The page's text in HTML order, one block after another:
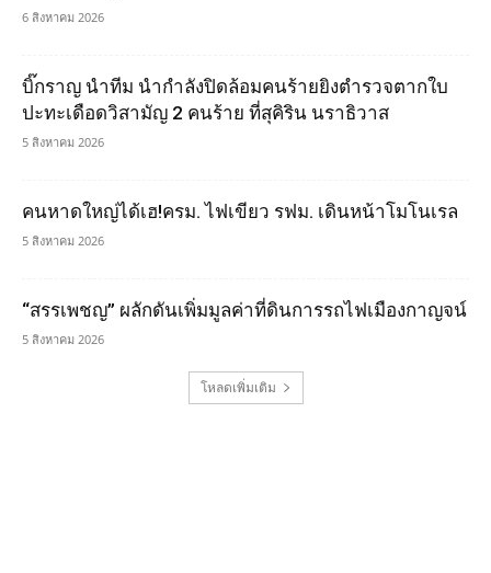
6 สิงหาคม 2026
บิ๊กราญ นำทีม นำกำลังปิดล้อมคนร้ายยิงตำรวจตากใบ
ปะทะเดือดวิสามัญ 2 คนร้าย ที่สุคิริน นราธิวาส
5 สิงหาคม 2026
คนหาดใหญ่ได้เฮ!ครม. ไฟเขียว รฟม. เดินหน้าโมโนเรล
5 สิงหาคม 2026
“สรรเพชญ” ผลักดันเพิ่มมูลค่าที่ดินการรถไฟเมืองกาญจน์
5 สิงหาคม 2026
โหลดเพิ่มเติม